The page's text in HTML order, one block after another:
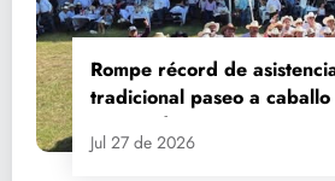
Rompe récord de
tradicional paseo a
Fiestas de Santiago y Santa
Jul 27 de 2026